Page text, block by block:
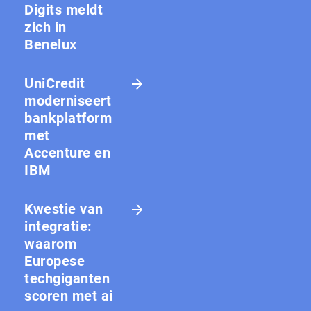
Digits meldt
zich in
Benelux
UniCredit
moderniseert
bankplatform
met
Accenture en
IBM
Kwestie van
integratie:
waarom
Europese
techgiganten
scoren met ai